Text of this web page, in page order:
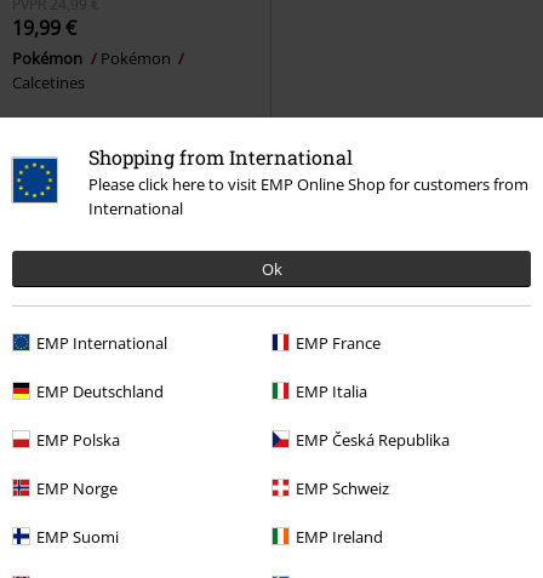
Shopping from International
Please click here to visit EMP Online Shop for customers from
International
Ok
EMP International EMP France
EMP Deutschland EMP Italia
EMP Polska EMP Česká Republika
EMP Norge EMP Schweiz
EMP Suomi EMP Ireland
19,99 €
Pokémon
Pokémon
Calcetines
¡Echa un vistazo a todo lo demás en nuestra tienda! Con nosotros
encontrarás una gran selección de artículos para fans, ropa y mucho
Camisetas de Pokémon
Imágenes de Super Mario
Suéter de Playstation